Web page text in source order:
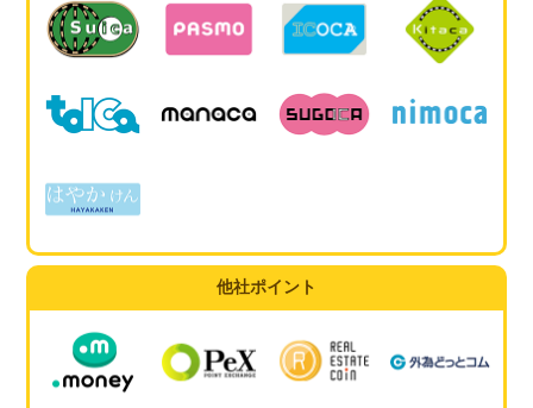
他社ポイント